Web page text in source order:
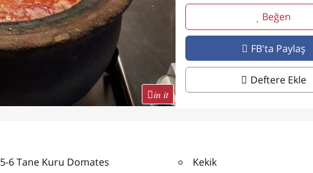
in it
Beğen
FB'ta Paylaş
Deftere Ekle
5-6 Tane Kuru Domates
Kekik